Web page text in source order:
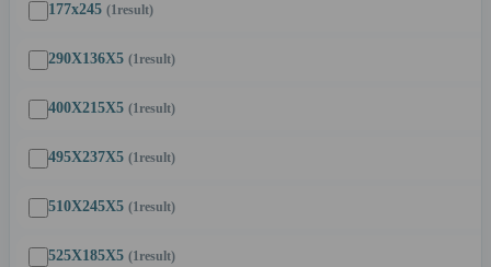
177x245 (1result)
290X136X5 (1result)
400X215X5 (1result)
495X237X5 (1result)
510X245X5 (1result)
525X185X5 (1result)